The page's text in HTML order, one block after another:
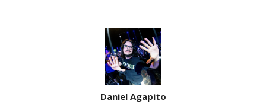
Daniel Agapito